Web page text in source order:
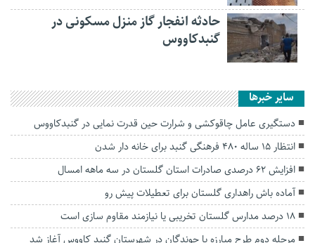
حادثه انفجار گاز منزل مسکونی در
گنبدکاووس
سایر خبرها
دستگیری عامل چاقوکشی و شرارت حین قدرت نمایی در گنبدکاووس
انتظار ۱۵ ساله ۴۸۰ فرهنگی گنبد برای خانه دار شدن
افزایش ۶۲ درصدی صادرات استان گلستان در سه ماهه امسال
آماده باش راهداری گلستان برای تعطیلات پیش رو
۱۸ درصد مدارس گلستان تخریبی یا نیازمند مقاوم سازی است
مرحله دوم طرح مبارزه با جوندگان در شهرستان گنبد کاووس آغاز شد